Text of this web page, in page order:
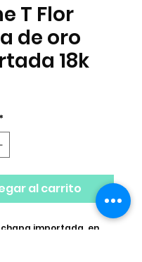
T Flor
de oro
18k
*
al carrito
chapa importada, en